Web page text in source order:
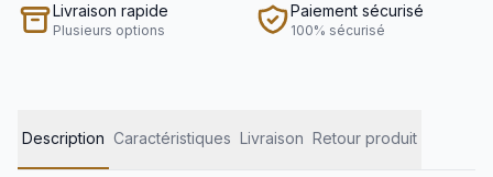
Livraison rapide
Plusieurs options
Paiement sécurisé
100% sécurisé
Description Caractéristiques Livraison Retour produit